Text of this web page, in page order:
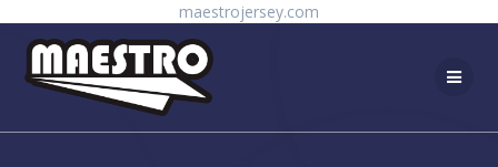
maestrojersey.com